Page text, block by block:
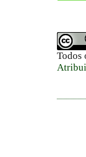
Todos